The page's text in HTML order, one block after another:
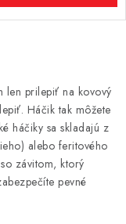
len prilepiť na kovový
Háčik tak môžete
háčiky sa skladajú z
alebo feritového
závitom, ktorý
pevné